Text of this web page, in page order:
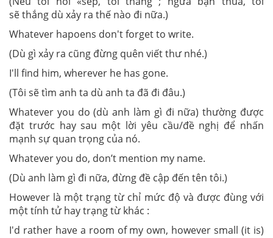
sẽ thắng dù xảy ra thế nào đi nữa.)
Whatever hapoens don't forget to write.
(Dù gì xảy ra cũng đừng quên viết thư nhé.)
I'll find him, wherever he has gone.
(Tôi sẽ tìm anh ta dù anh ta đã đi đâu.)
Whatever you do (dù anh làm gì đi nữa) thường được
đặt trước hay sau một lời yêu cầu/đề nghị để nhấn
mạnh sự quan trọng của nó.
Whatever you do, don’t mention my name.
(Dù anh làm gì đi nữa, đừng đề cập đến tên tôi.)
However là một trạng từ chỉ mức độ và được đùng với
một tính tử hay trạng từ khác :
I'd rather have a room of my own, however small (it is)